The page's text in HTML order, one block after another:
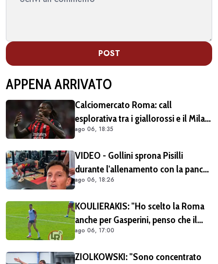
POST
APPENA ARRIVATO
Calciomercato Roma: call
esplorativa tra i giallorossi e il Milan.
Sul tavolo le situazioni di Leao e
ago 06, 18:35
VIDEO - Gollini sprona Pisilli
durante l'allenamento con la panca
piana: "Vai Piso! Forza!"
ago 06, 18:26
KOULIERAKIS: "Ho scelto la Roma
anche per Gasperini, penso che il
suo stile di gioco sia adatto alle mie
ago 06, 17:00
ZIOLKOWSKI: "Sono concentrato